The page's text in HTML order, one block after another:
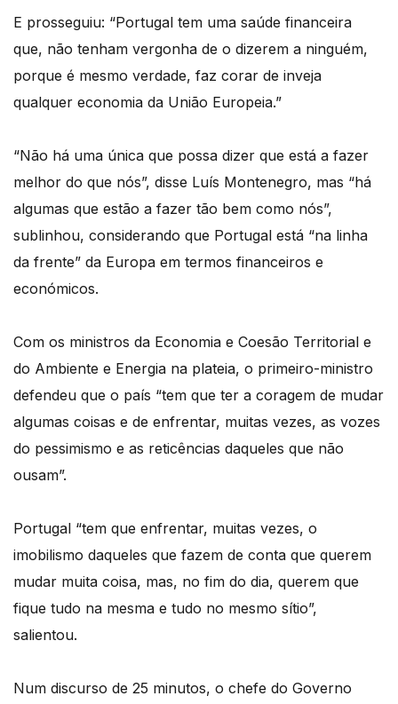
E prosseguiu: “Portugal tem uma saúde financeira
que, não tenham vergonha de o dizerem a ninguém,
porque é mesmo verdade, faz corar de inveja
qualquer economia da União Europeia.”
“Não há uma única que possa dizer que está a fazer
melhor do que nós”, disse Luís Montenegro, mas “há
algumas que estão a fazer tão bem como nós”,
sublinhou, considerando que Portugal está “na linha
da frente” da Europa em termos financeiros e
económicos.
Com os ministros da Economia e Coesão Territorial e
do Ambiente e Energia na plateia, o primeiro-ministro
defendeu que o país “tem que ter a coragem de mudar
algumas coisas e de enfrentar, muitas vezes, as vozes
do pessimismo e as reticências daqueles que não
ousam”.
Portugal “tem que enfrentar, muitas vezes, o
imobilismo daqueles que fazem de conta que querem
mudar muita coisa, mas, no fim do dia, querem que
fique tudo na mesma e tudo no mesmo sítio”,
salientou.
Num discurso de 25 minutos, o chefe do Governo